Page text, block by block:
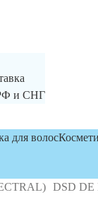
и СНГ
для волос
DSD DE